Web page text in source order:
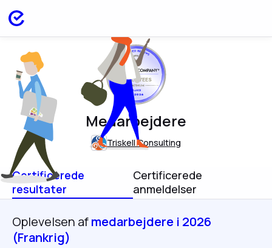
EMPLOYEES
FRANCE
APR 2026
Medarbejdere
Triskell Consulting
Certificerede
resultater
Certificerede
anmeldelser
Oplevelsen afmedarbejdere i 2026
(Frankrig)